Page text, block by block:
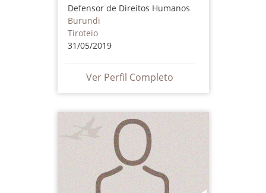
Defensor de Direitos Humanos
Burundi
Tiroteio
31/05/2019
Ver Perfil Completo